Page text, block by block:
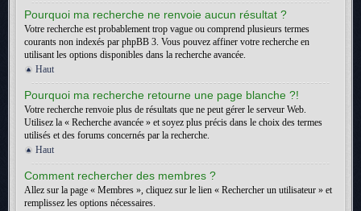
Pourquoi ma recherche ne renvoie aucun résultat ?
Votre recherche est probablement trop vague ou comprend plusieurs termes
courants non indexés par phpBB 3. Vous pouvez affiner votre recherche en
utilisant les options disponibles dans la recherche avancée.
Haut
Pourquoi ma recherche retourne une page blanche ?!
Votre recherche renvoie plus de résultats que ne peut gérer le serveur Web.
Utilisez la « Recherche avancée » et soyez plus précis dans le choix des termes
utilisés et des forums concernés par la recherche.
Haut
Comment rechercher des membres ?
Allez sur la page « Membres », cliquez sur le lien « Rechercher un utilisateur » et
remplissez les options nécessaires.